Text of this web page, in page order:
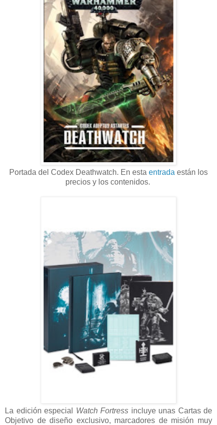
Portada del Codex Deathwatch. En esta entrada están los
precios y los contenidos.
La edición especial Watch Fortress incluye unas Cartas de
Objetivo de diseño exclusivo, marcadores de misión muy